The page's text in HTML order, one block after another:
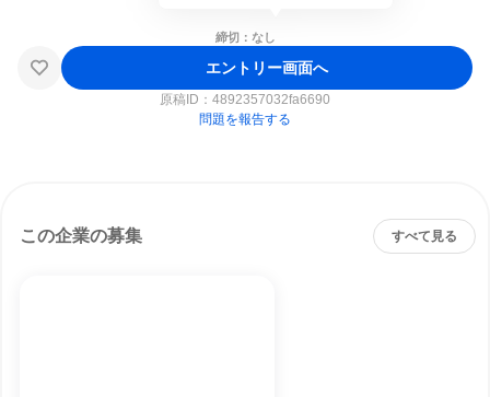
締切：なし
エントリー画面へ
原稿ID： 4892357032fa6690
問題を報告する
この企業の募集 すべて見る